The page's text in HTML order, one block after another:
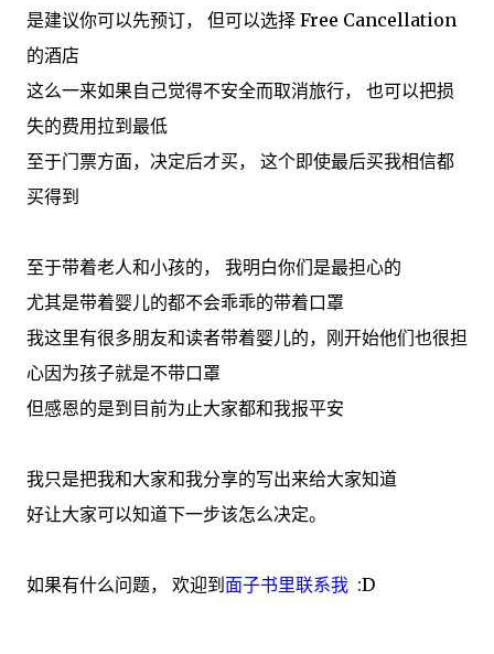
是建议你可以先预订， 但可以选择 Free Cancellation
的酒店
这么一来如果自己觉得不安全而取消旅行， 也可以把损
失的费用拉到最低
至于门票方面，决定后才买， 这个即使最后买我相信都
买得到
至于带着老人和小孩的， 我明白你们是最担心的
尤其是带着婴儿的都不会乖乖的带着口罩
我这里有很多朋友和读者带着婴儿的，刚开始他们也很担
心因为孩子就是不带口罩
但感恩的是到目前为止大家都和我报平安
我只是把我和大家和我分享的写出来给大家知道
好让大家可以知道下一步该怎么决定。
如果有什么问题， 欢迎到面子书里联系我 :D